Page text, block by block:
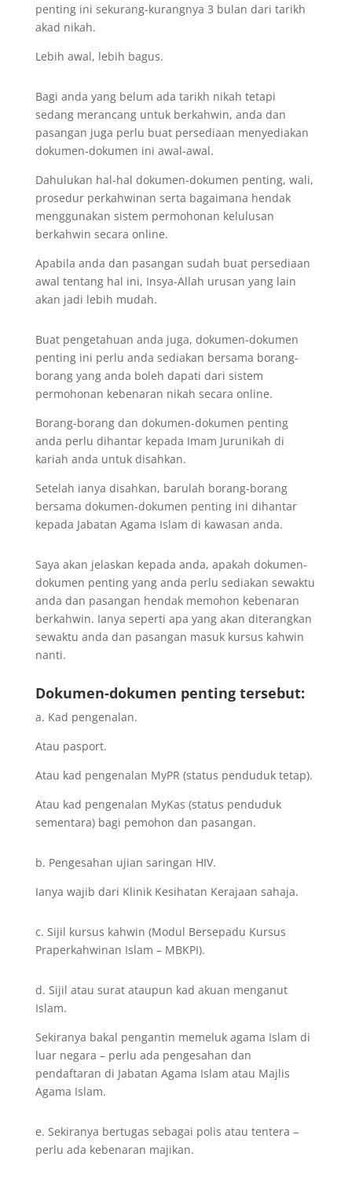
penting ini sekurang-kurangnya 3 bulan dari tarikh
akad nikah.
Lebih awal, lebih bagus.
Bagi anda yang belum ada tarikh nikah tetapi
sedang merancang untuk berkahwin, anda dan
pasangan juga perlu buat persediaan menyediakan
dokumen-dokumen ini awal-awal.
Dahulukan hal-hal dokumen-dokumen penting, wali,
prosedur perkahwinan serta bagaimana hendak
menggunakan sistem permohonan kelulusan
berkahwin secara online.
Apabila anda dan pasangan sudah buat persediaan
awal tentang hal ini, Insya-Allah urusan yang lain
akan jadi lebih mudah.
Buat pengetahuan anda juga, dokumen-dokumen
penting ini perlu anda sediakan bersama borang-
borang yang anda boleh dapati dari sistem
permohonan kebenaran nikah secara online.
Borang-borang dan dokumen-dokumen penting
anda perlu dihantar kepada Imam Jurunikah di
kariah anda untuk disahkan.
Setelah ianya disahkan, barulah borang-borang
bersama dokumen-dokumen penting ini dihantar
kepada Jabatan Agama Islam di kawasan anda.
Saya akan jelaskan kepada anda, apakah dokumen-
dokumen penting yang anda perlu sediakan sewaktu
anda dan pasangan hendak memohon kebenaran
berkahwin. Ianya seperti apa yang akan diterangkan
sewaktu anda dan pasangan masuk kursus kahwin
nanti.
Dokumen-dokumen penting tersebut:
a. Kad pengenalan.
Atau pasport.
Atau kad pengenalan MyPR (status penduduk tetap).
Atau kad pengenalan MyKas (status penduduk
sementara) bagi pemohon dan pasangan.
b. Pengesahan ujian saringan HIV.
Ianya wajib dari Klinik Kesihatan Kerajaan sahaja.
c. Sijil kursus kahwin (Modul Bersepadu Kursus
Praperkahwinan Islam – MBKPI).
d. Sijil atau surat ataupun kad akuan menganut
Islam.
Sekiranya bakal pengantin memeluk agama Islam di
luar negara – perlu ada pengesahan dan
pendaftaran di Jabatan Agama Islam atau Majlis
Agama Islam.
e. Sekiranya bertugas sebagai polis atau tentera –
perlu ada kebenaran majikan.